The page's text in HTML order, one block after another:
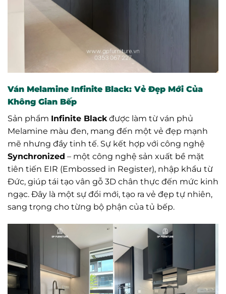
Ván Melamine Infinite Black: Vẻ Đẹp Mới Của
Không Gian Bếp
Sản phẩm Infinite Blackđược làm từ ván phủ
Melamine màu đen, mang đến một vẻ đẹp mạnh
mẽ nhưng đầy tinh tế. Sự kết hợp với công nghệ
Synchronized – một công nghệ sản xuất bề mặt
tiên tiến EIR (Embossed in Register), nhập khẩu từ
Đức, giúp tái tạo vân gỗ 3D chân thực đến mức kinh
ngạc. Đây là một sự đổi mới, tạo ra vẻ đẹp tự nhiên,
sang trọng cho từng bộ phận của tủ bếp.